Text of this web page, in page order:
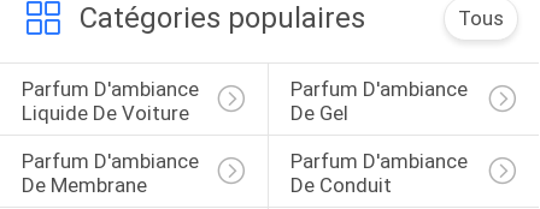
Catégories populaires Tous
Parfum D'ambiance
Liquide De Voiture
Parfum D'ambiance
De Gel
Parfum D'ambiance
De Membrane
Parfum D'ambiance
De Conduit